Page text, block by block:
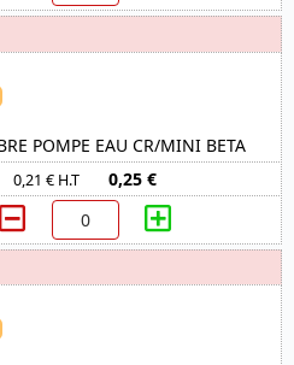
POMPE EAU CR/MINI BETA
0,21 € H.T 0,25 €